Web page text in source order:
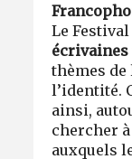
Le Festival
thèmes
l’identité.
ainsi,
chercher
auxquels